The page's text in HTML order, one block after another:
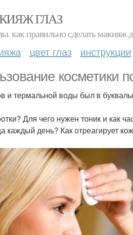
ГЛАЗ
как правильно сделать макияж
цвет глаз инструкции
косметики
и термальной воды был в
Для чего нужен тоник и как
каждый день? Как отреагирует